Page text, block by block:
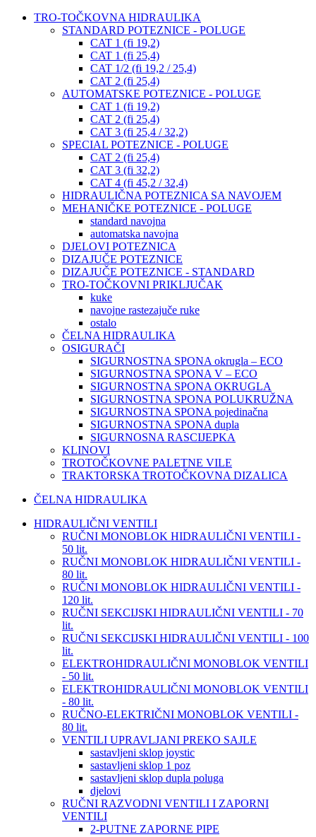
TRO-TOČKOVNA HIDRAULIKA
STANDARD POTEZNICE - POLUGE
CAT 1 (fi 19,2)
CAT 1 (fi 25,4)
CAT 1/2 (fi 19,2 / 25,4)
CAT 2 (fi 25,4)
AUTOMATSKE POTEZNICE - POLUGE
CAT 1 (fi 19,2)
CAT 2 (fi 25,4)
CAT 3 (fi 25,4 / 32,2)
SPECIAL POTEZNICE - POLUGE
CAT 2 (fi 25,4)
CAT 3 (fi 32,2)
CAT 4 (fi 45,2 / 32,4)
HIDRAULIČNA POTEZNICA SA NAVOJEM
MEHANIČKE POTEZNICE - POLUGE
standard navojna
automatska navojna
DJELOVI POTEZNICA
DIZAJUČE POTEZNICE
DIZAJUČE POTEZNICE - STANDARD
TRO-TOČKOVNI PRIKLJUČAK
kuke
navojne rastezajuče ruke
ostalo
ČELNA HIDRAULIKA
OSIGURAČI
SIGURNOSTNA SPONA okrugla – ECO
SIGURNOSTNA SPONA V – ECO
SIGURNOSTNA SPONA OKRUGLA
SIGURNOSTNA SPONA POLUKRUŽNA
SIGURNOSTNA SPONA pojedinačna
SIGURNOSTNA SPONA dupla
SIGURNOSNA RASCIJEPKA
KLINOVI
TROTOČKOVNE PALETNE VILE
TRAKTORSKA TROTOČKOVNA DIZALICA
ČELNA HIDRAULIKA
HIDRAULIČNI VENTILI
RUČNI MONOBLOK HIDRAULIČNI VENTILI -
50 lit.
RUČNI MONOBLOK HIDRAULIČNI VENTILI -
80 lit.
RUČNI MONOBLOK HIDRAULIČNI VENTILI -
120 lit.
RUČNI SEKCIJSKI HIDRAULIČNI VENTILI - 70
lit.
RUČNI SEKCIJSKI HIDRAULIČNI VENTILI - 100
lit.
ELEKTROHIDRAULIČNI MONOBLOK VENTILI
- 50 lit.
ELEKTROHIDRAULIČNI MONOBLOK VENTILI
- 80 lit.
RUČNO-ELEKTRIČNI MONOBLOK VENTILI -
80 lit.
VENTILI UPRAVLJANI PREKO SAJLE
sastavljeni sklop joystic
sastavljeni sklop 1 poz
sastavljeni sklop dupla poluga
djelovi
RUČNI RAZVODNI VENTILI I ZAPORNI
VENTILI
2-PUTNE ZAPORNE PIPE